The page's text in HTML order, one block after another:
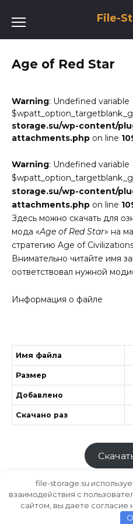
содержанию
File-
Age of Red Star
Warning: Undefined variable
storage.su/wp-content/
attachments.php on line
Warning: Undefined variable
storage.su/wp-content/
attachments.php on line
Здесь можно скачать для
мода «Age of Red Star» на
стратегию Age of
Внимательно читайте имя
оответствовал нужной
Информация о файле
Имя файла
Размер
Добавлено
Скачано раз
Хранилище
file-storage.su
взаимодействия с
сайтом, вы даете согласие